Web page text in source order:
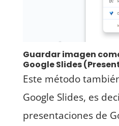
Guardar imagen
Google Slides
Este método
Google Slides, es
presentaciones de